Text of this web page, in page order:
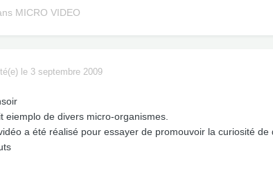
MICRO VIDEO
le 3 septembre 2009
eiemplo de divers micro-organismes.
a été réalisé pour essayer de promouvoir la curiosité